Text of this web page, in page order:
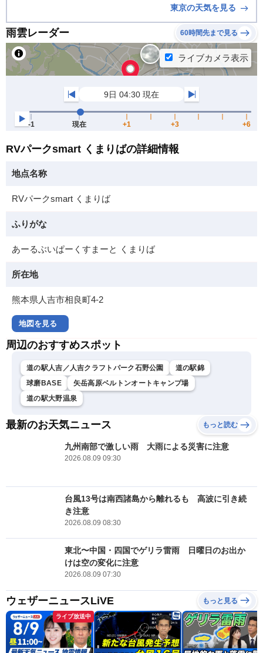
東京の天気を見る
雨雲レーダー 60時間先まで見る
RVパークsmart くまりばの詳細情報
地点名称
RVパークsmart くまりば
ふりがな
あーるぶいぱーくすまーと くまりば
所在地
熊本県人吉市相良町4-2
地図を見る
周辺のおすすめスポット
道の駅人吉／人吉クラフトパーク石野公園
道の駅錦
球磨BASE
矢岳高原ベルトンオートキャンプ場
道の駅大野温泉
最新のお天気ニュース もっと読む
九州南部で激しい雨 大雨による災害に注意
2026.08.09 09:30
台風13号は南西諸島から離れるも 高波に引き続
き注意
2026.08.09 08:30
東北〜中国・四国でゲリラ雷雨 日曜日のお出か
けは空の変化に注意
2026.08.09 07:30
ウェザーニュースLiVE もっと見る
ライブ放送中